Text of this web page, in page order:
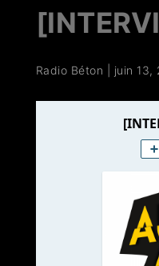
Radio Béton juin 13,